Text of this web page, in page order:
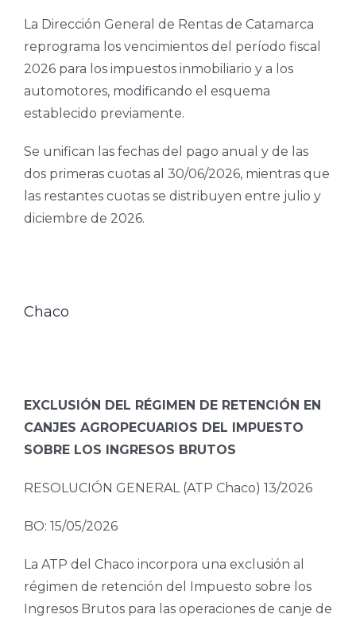
La Dirección General de Rentas de Catamarca
reprograma los vencimientos del período fiscal
2026 para los impuestos inmobiliario y a los
automotores, modificando el esquema
establecido previamente.
Se unifican las fechas del pago anual y de las
dos primeras cuotas al 30/06/2026, mientras que
las restantes cuotas se distribuyen entre julio y
diciembre de 2026.
Chaco
EXCLUSIÓN DEL RÉGIMEN DE RETENCIÓN EN
CANJES AGROPECUARIOS DEL IMPUESTO
SOBRE LOS INGRESOS BRUTOS
RESOLUCIÓN GENERAL (ATP Chaco) 13/2026
BO: 15/05/2026
La ATP del Chaco incorpora una exclusión al
régimen de retención del Impuesto sobre los
Ingresos Brutos para las operaciones de canje de